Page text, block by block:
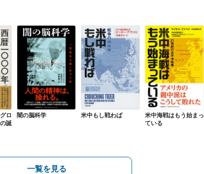
ロ
誕
闇の脳科学 米中もし戦わば
米中海戦はもう始まっ
ている
一覧を見る